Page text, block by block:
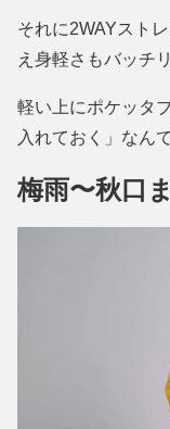
それに2WAYスト
え身軽さもバッチ
軽い上にポケッタ
入れておく」なん
梅雨〜秋口